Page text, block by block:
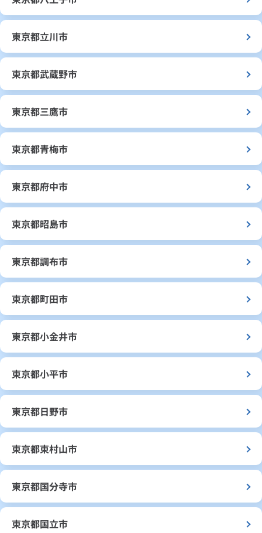
東京都立川市
東京都武蔵野市
東京都三鷹市
東京都青梅市
東京都府中市
東京都昭島市
東京都調布市
東京都町田市
東京都小金井市
東京都小平市
東京都日野市
東京都東村山市
東京都国分寺市
東京都国立市